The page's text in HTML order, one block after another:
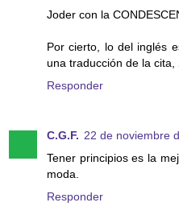
Joder con la
Por cierto, lo del inglés
una traducción de la cita,
Responder
C.G.F. 22 de noviembre
Tener principios es la
moda.
Responder